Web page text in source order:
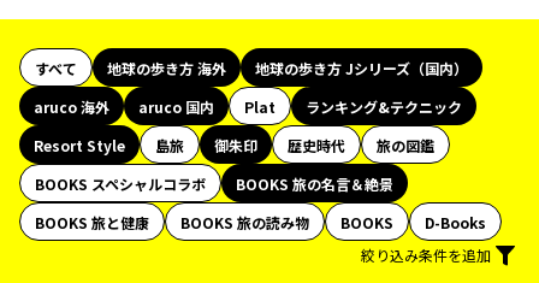
すべて 地球の歩き方 海外
地球の歩き方 Jシリーズ（国内）
aruco 海外
aruco 国内 Plat
ランキング&テクニック
Resort Style
島旅 御朱印 歴史時代
旅の図鑑
BOOKS スペシャルコラボ
BOOKS 旅の名言＆絶景
BOOKS 旅と健康
BOOKS 旅の読み物 BOOKS
D-Books
絞り込み条件を追加